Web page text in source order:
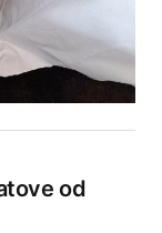
od